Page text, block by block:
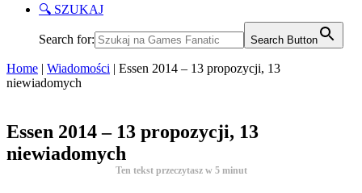
🔍 SZUKAJ
Search for: Search Button
Home | Wiadomości | Essen 2014 – 13 propozycji, 13
niewiadomych
Essen 2014 – 13 propozycji, 13
niewiadomych
Ten tekst przeczytasz w 5 minut